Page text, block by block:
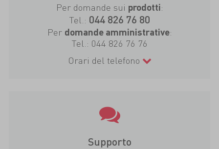
Per domande sui prodotti:
Tel.: 044 826 76 80
Per domande amministrative:
Tel.: 044 826 76 76
Orari del telefono
Supporto